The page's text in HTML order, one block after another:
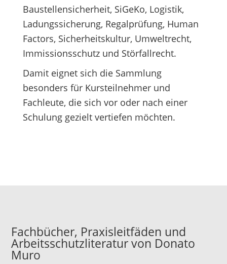
Baustellensicherheit, SiGeKo, Logistik,
Ladungssicherung, Regalprüfung, Human
Factors, Sicherheitskultur, Umweltrecht,
Immissionsschutz und Störfallrecht.
Damit eignet sich die Sammlung
besonders für Kursteilnehmer und
Fachleute, die sich vor oder nach einer
Schulung gezielt vertiefen möchten.
Fachbücher, Praxisleitfäden und
Arbeitsschutzliteratur von Donato
Muro